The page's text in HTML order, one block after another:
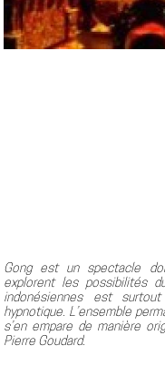
Gong est un spectacle
explorent les possibilités
indonésiennes est
hypnotique. L’ensemble
s’en empare de manière
Pierre Goudard.